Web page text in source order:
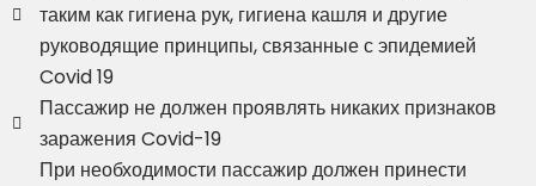
таким как гигиена рук, гигиена кашля и другие
руководящие принципы, связанные с эпидемией
Covid 19
Пассажир не должен проявлять никаких признаков
заражения Covid-19
При необходимости пассажир должен принести